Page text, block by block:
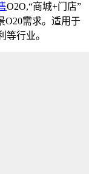
O2O,“商城+门店”
需求。适用于
等行业。